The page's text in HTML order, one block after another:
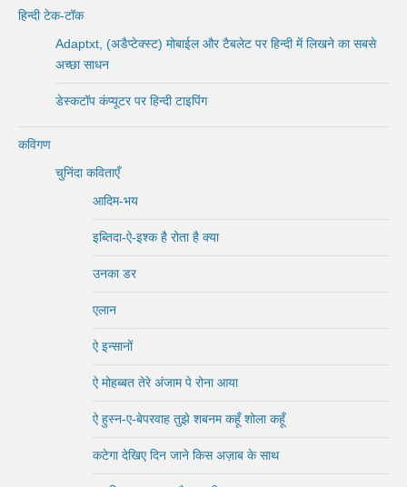
हिन्दी टेक-टॉक
Adaptxt, (अडैप्टेक्स्ट) मोबाईल और टैबलेट पर हिन्दी में लिखने का सबसे
अच्छा साधन
डेस्कटॉप कंप्यूटर पर हिन्दी टाइपिंग
कविगण
चुनिंदा कविताएँ
आदिम-भय
इब्तिदा-ऐ-इश्क है रोता है क्या
उनका डर
एलान
ऐ इन्सानों
ऐ मोहब्बत तेरे अंजाम पे रोना आया
ऐ हुस्न-ए-बेपरवाह तुझे शबनम कहूँ शोला कहूँ
कटेगा देखिए दिन जाने किस अज़ाब के साथ